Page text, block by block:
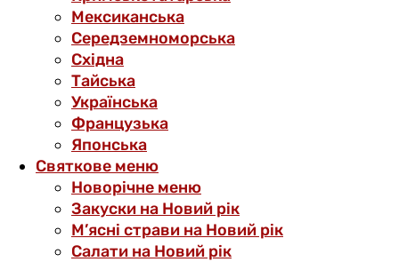
Мексиканська
Середземноморська
Східна
Тайська
Українська
Французька
Японська
Святкове меню
Новорічне меню
Закуски на Новий рік
М’ясні страви на Новий рік
Салати на Новий рік